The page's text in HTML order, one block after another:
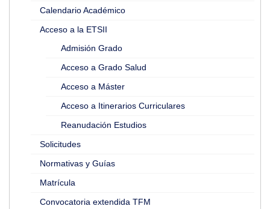
Calendario Académico
Acceso a la ETSII
Admisión Grado
Acceso a Grado Salud
Acceso a Máster
Acceso a Itinerarios Curriculares
Reanudación Estudios
Solicitudes
Normativas y Guías
Matrícula
Convocatoria extendida TFM